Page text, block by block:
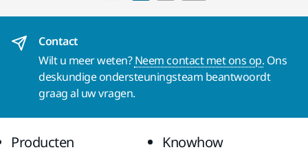
Contact
Wilt u meer weten?Neem contact met ons op. Ons
deskundige ondersteuningsteam beantwoordt
graag al uw vragen.
Producten Knowhow